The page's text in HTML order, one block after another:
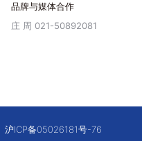
品牌与媒体合作
庄 周 021-50892081
沪ICP备05026181号-76